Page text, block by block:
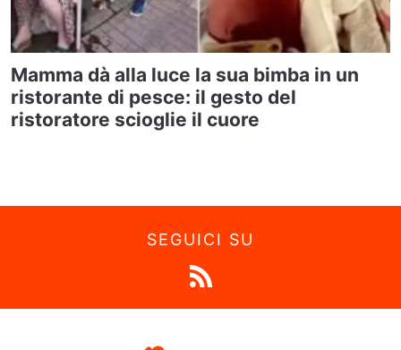
Mamma dà alla luce la sua bimba in un
ristorante di pesce: il gesto del
ristoratore scioglie il cuore
SEGUICI SU